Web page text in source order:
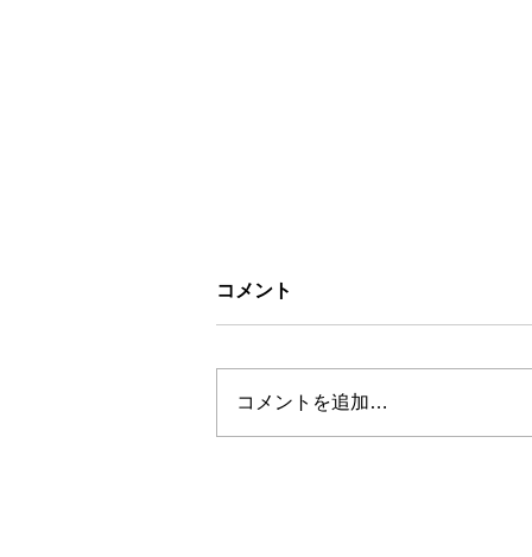
お盆休みについて
コメント
コメントを追加…